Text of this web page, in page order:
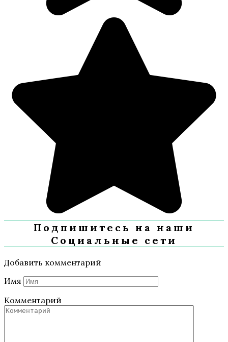
Подпишитесь на наши
Социальные сети
Добавить комментарий
Имя
Комментарий